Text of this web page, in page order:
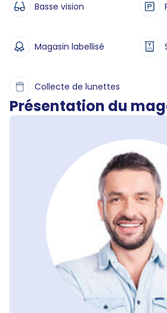
Basse vision
Magasin labellisé
Collecte de lunettes
Présentation du